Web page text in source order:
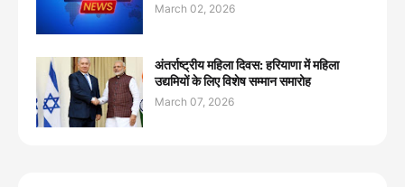
March 02, 2026
अंतर्राष्ट्रीय महिला दिवस: हरियाणा में महिला
उद्यमियों के लिए विशेष सम्मान समारोह
March 07, 2026